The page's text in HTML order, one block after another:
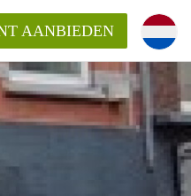
AANBIEDEN